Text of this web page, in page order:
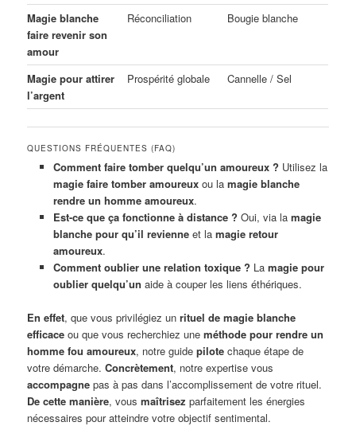
Magie blanche
faire revenir son
amour
Réconciliation Bougie blanche
Magie pour attirer
l’argent
Prospérité globale Cannelle / Sel
QUESTIONS FRÉQUENTES (FAQ)
Comment faire tomber quelqu’un amoureux ? Utilisez la
magie faire tomber amoureuxou la magie blanche
rendre un homme amoureux.
Est-ce que ça fonctionne à distance ? Oui, via la magie
blanche pour qu’il revienneet la magie retour
amoureux.
Comment oublier une relation toxique ? La magie pour
oublier quelqu’un aide à couper les liens éthériques.
En effet, que vous privilégiez unrituel de magie blanche
efficace ou que vous recherchiez uneméthode pour rendre un
homme fou amoureux, notre guidepilote chaque étape de
votre démarche.Concrètement, notre expertise vous
accompagne pas à pas dans l’accomplissement de votre rituel.
De cette manière, vousmaîtrisez parfaitement les énergies
nécessaires pour atteindre votre objectif sentimental.